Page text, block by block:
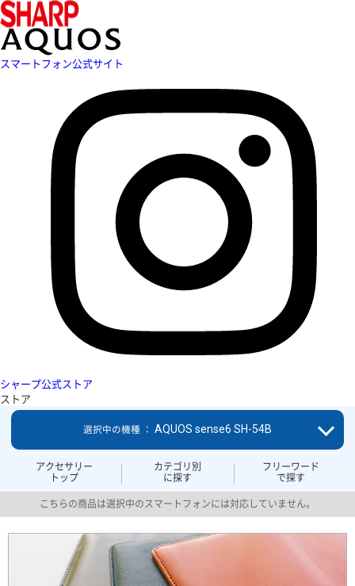
スマートフォン公式サイト
シャープ公式ストア
ストア
アクセサリー
トップ
カテゴリ別
に探す
フリーワード
で探す
選択中の機種 ： AQUOS sense6 SH-54B
こちらの商品は選択中のスマートフォンには対応していません。